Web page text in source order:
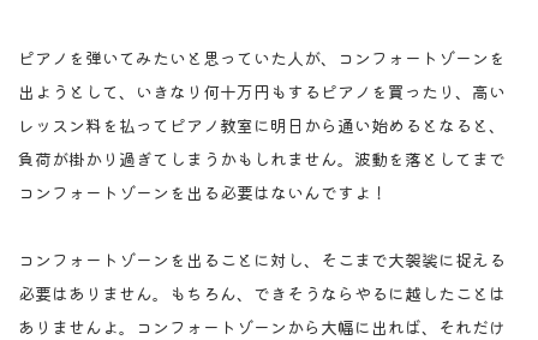
ピアノを弾いてみたいと思っていた人が、コンフォートゾーンを
出ようとして、いきなり何十万円もするピアノを買ったり、高い
レッスン料を払ってピアノ教室に明日から通い始めるとなると、
負荷が掛かり過ぎてしまうかもしれません。波動を落としてまで
コンフォートゾーンを出る必要はないんですよ！
コンフォートゾーンを出ることに対し、そこまで大袈裟に捉える
必要はありません。もちろん、できそうならやるに越したことは
ありませんよ。コンフォートゾーンから大幅に出れば、それだけ